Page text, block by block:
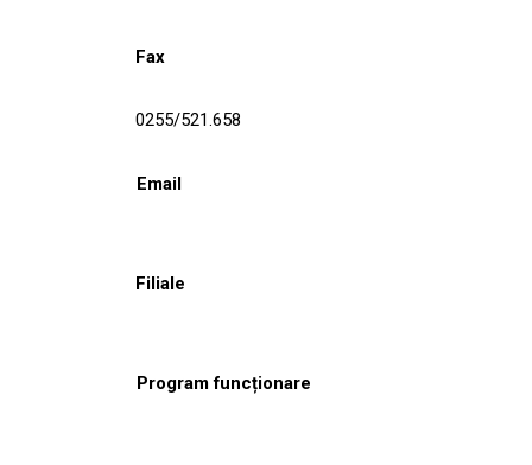
Fax
0255/521.658
Email
Filiale
Program funcționare